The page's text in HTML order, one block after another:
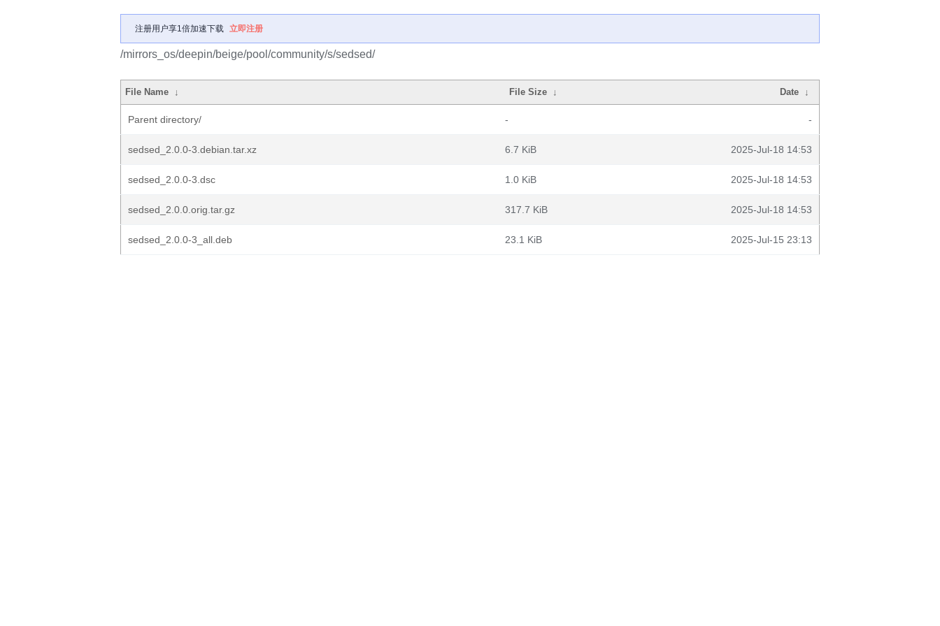
注册用户享1倍加速下载 立即注册
/mirrors_os/deepin/beige/pool/community/s/sedsed/
File Name ↓ File Size ↓ Date ↓
Parent directory/ - -
sedsed_2.0.0-3.debian.tar.xz 6.7 KiB 2025-Jul-18 14:53
sedsed_2.0.0-3.dsc 1.0 KiB 2025-Jul-18 14:53
sedsed_2.0.0.orig.tar.gz 317.7 KiB 2025-Jul-18 14:53
sedsed_2.0.0-3_all.deb 23.1 KiB 2025-Jul-15 23:13